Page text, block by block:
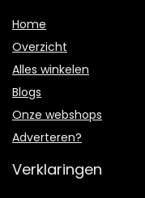
Home
Overzicht
Alles winkelen
Blogs
Onze webshops
Adverteren?
Verklaringen